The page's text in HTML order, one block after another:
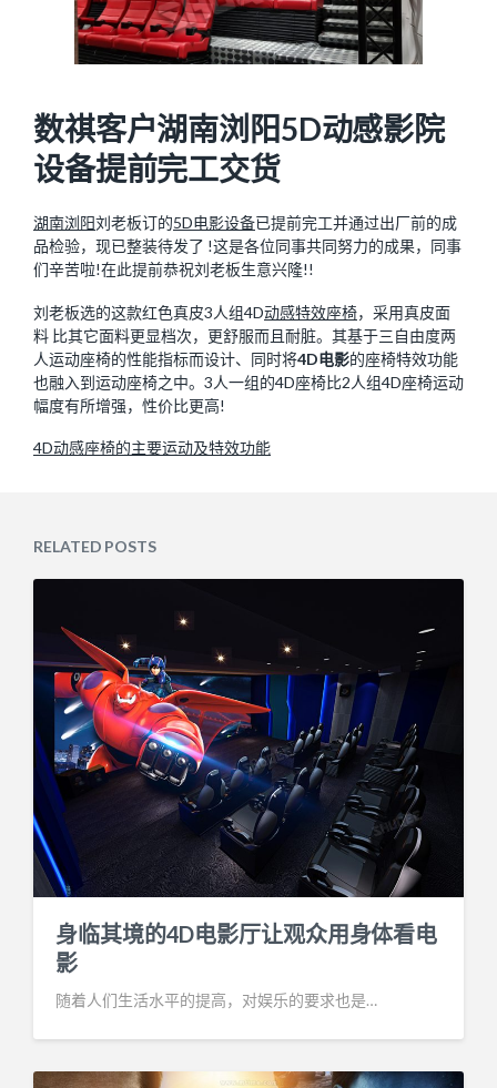
数祺客户湖南浏阳5D动感影院
设备提前完工交货
湖南浏阳刘老板订的5D电影设备已提前完工并通过出厂前的成
品检验，现已整装待发了 !这是各位同事共同努力的成果，同事
们辛苦啦!在此提前恭祝刘老板生意兴隆!!
刘老板选的这款红色真皮3人组4D动感特效座椅，采用真皮面
料 比其它面料更显档次，更舒服而且耐脏。其基于三自由度两
人运动座椅的性能指标而设计、同时将4D电影的座椅特效功能
也融入到运动座椅之中。3人一组的4D座椅比2人组4D座椅运动
幅度有所增强，性价比更高!
4D动感座椅的主要运动及特效功能
RELATED POSTS
身临其境的4D电影厅让观众用身体看电
影
随着人们生活水平的提高，对娱乐的要求也是…